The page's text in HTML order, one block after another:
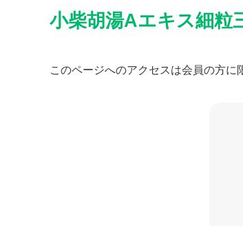
ス
プ
小柴胡湯Aエキス細粒
このページへのアクセスは会員の方に